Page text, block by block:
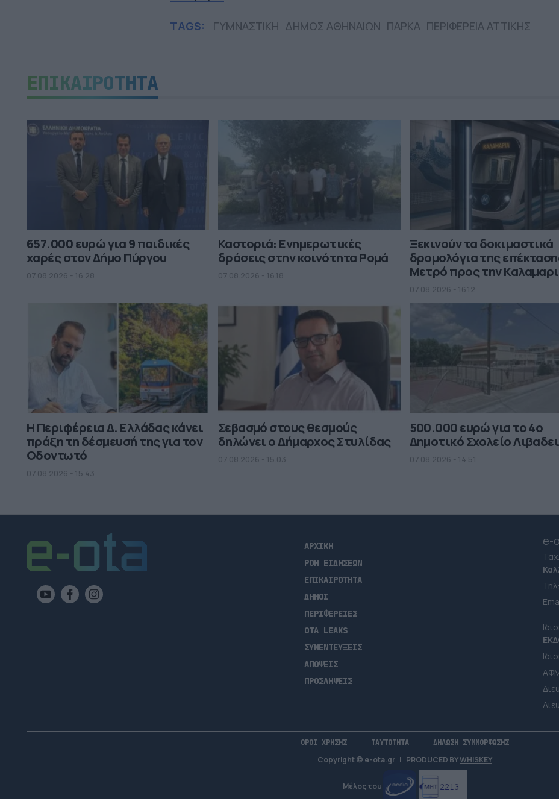
TAGS: ΓΥΜΝΑΣΤΙΚΗ ΔΗΜΟΣ ΑΘΗΝΑΙΩΝ ΠΑΡΚΑ ΠΕΡΙΦΕΡΕΙΑ ΑΤΤΙΚΗΣ
ΕΠΙΚΑΙΡΟΤΗΤΑ
657.000 ευρώ για 9 παιδικές
χαρές στον Δήμο Πύργου
07.08.2026 - 16.28
Καστοριά: Ενημερωτικές
δράσεις στην κοινότητα Ρομά
07.08.2026 - 16.18
Ξεκινούν τα δοκιμαστικά
δρομολόγια της
Μετρό προς την
07.08.2026 - 16.12
Η Περιφέρεια Δ. Ελλάδας κάνει
πράξη τη δέσμευσή της για τον
Οδοντωτό
07.08.2026 - 15.43
Σεβασμό στους θεσμούς
δηλώνει ο Δήμαρχος Στυλίδας
07.08.2026 - 15.03
500.000 ευρώ για το 4ο
Δημοτικό Σχολείο
07.08.2026 - 14.51
ΑΡΧΙΚΗ
ΡΟΗ ΕΙΔΗΣΕΩΝ
ΕΠΙΚΑΙΡΟΤΗΤΑ
ΔΗΜΟΙ
ΠΕΡΙΦΕΡΕΙΕΣ
OTA LEAKS
ΣΥΝΕΝΤΕΥΞΕΙΣ
ΑΠΟΨΕΙΣ
ΠΡΟΣΛΗΨΕΙΣ
e-
Τηλ:
ΟΡΟΙ ΧΡΗΣΗΣ ΤΑΥΤΟΤΗΤΑ ΔΗΛΩΣΗ ΣΥΜΜΟΡΦΩΣΗΣ
Copyright © e-ota.gr | PRODUCED BYWHISKEY
Μέλος του